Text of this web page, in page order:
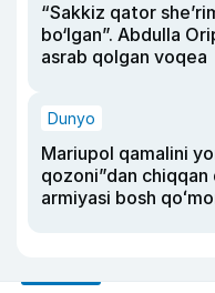
“Sakkiz qator
bo‘lgan”. Abdulla
asrab qolgan voqea
Dunyo
Mariupol qamalini
qozoni”dan
armiyasi bosh